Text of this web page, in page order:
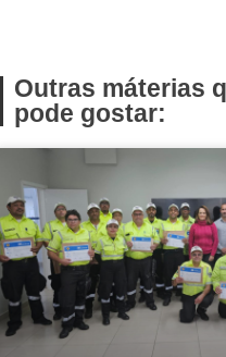
Outras máterias
pode gostar: